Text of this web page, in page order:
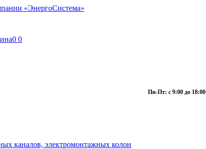
0 0
Пн-Пт: с 9:00 до 18:00
каналов, электромонтажных колон